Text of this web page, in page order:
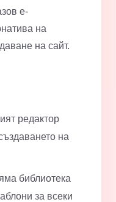
e-
на
на сайт.
редактор
на
библиотека
за всеки